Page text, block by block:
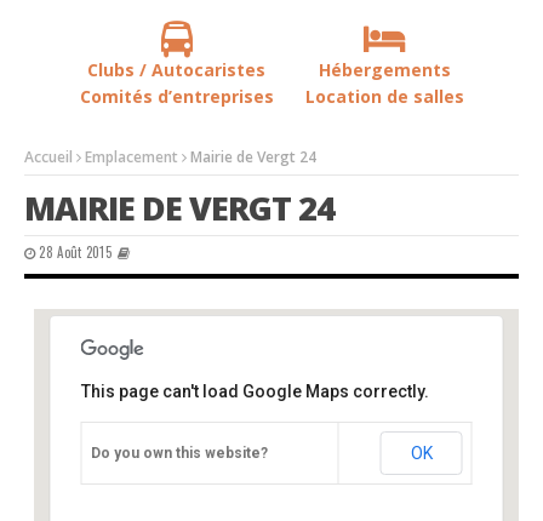
Clubs / Autocaristes
Comités d’entreprises
Hébergements
Location de salles
Accueil Emplacement Mairie de Vergt 24
MAIRIE DE VERGT 24
28 Août 2015
Mairie de Vergt 24
Événements
This page can't load Google Maps correctly.
Do you own this website? OK